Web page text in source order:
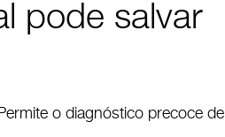
pode salvar
o diagnóstico precoce de